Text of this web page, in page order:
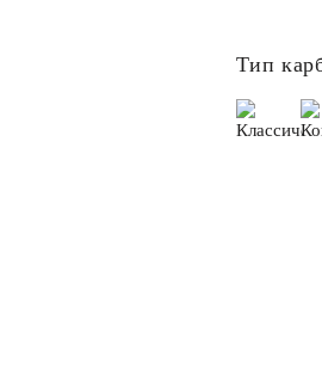
Тип